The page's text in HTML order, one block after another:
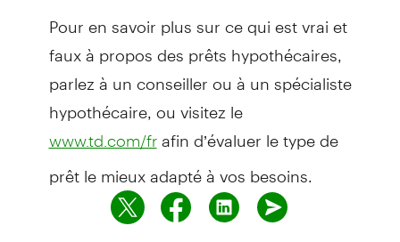
Pour en savoir plus sur ce qui est vrai et
faux à propos des prêts hypothécaires,
parlez à un conseiller ou à un spécialiste
hypothécaire, ou visitez le
www.td.com/frafin d’évaluer le type de
prêt le mieux adapté à vos besoins.